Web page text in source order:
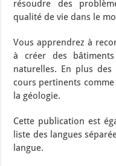
résoudre des
qualité de vie dans le
Vous apprendrez à
à créer des
naturelles. En plus
cours pertinents
la géologie.
Cette publication est
liste des langues
langue.